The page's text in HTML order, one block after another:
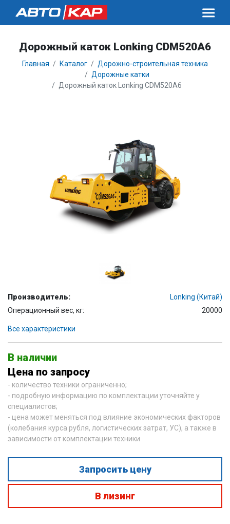
Дорожный каток Lonking CDM520A6
Главная Каталог
Дорожно-строительная техника
Дорожные катки
Дорожный каток Lonking CDM520A6
Производитель:
Lonking (Китай)
Операционный вес, кг:
20000
Все характеристики
В наличии
Цена по запросу
- количество техники ограниченно;
- подробную информацию по комплектации уточняйте у
специалистов;
- цена может меняться под влияние экономических факторов
(колебания курса рубля, логистических затрат, УС), а также в
зависимости от комплектации техники
Запросить цену
В лизинг